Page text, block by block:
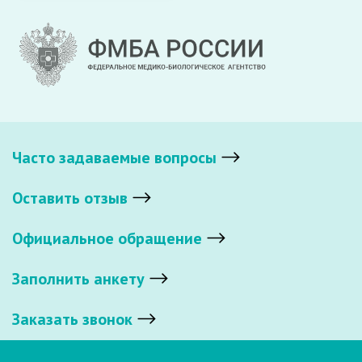
Часто задаваемые вопросы
Оставить отзыв
Официальное обращение
Заполнить анкету
Заказать звонок